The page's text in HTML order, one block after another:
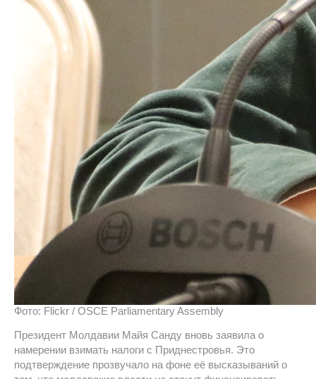
Фото: Flickr / OSCE Parliamentary Assembly
Президент Молдавии Майя Санду вновь заявила о
намерении взимать налоги с Приднестровья. Это
подтверждение прозвучало на фоне её высказываний о